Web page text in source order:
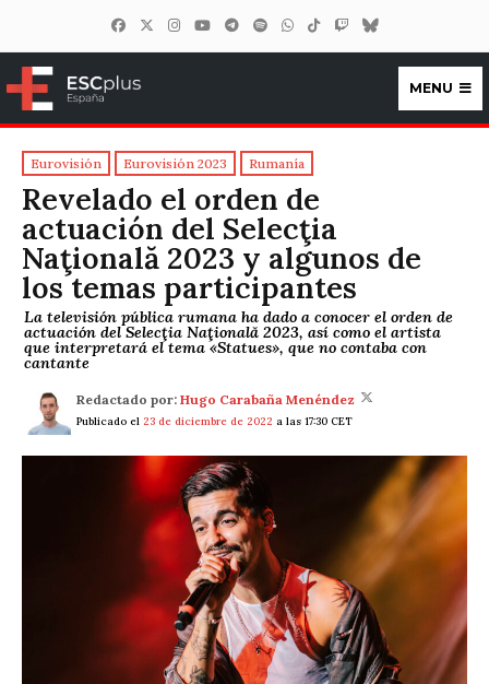
ESCplus España
MENU
Eurovisión Eurovisión 2023 Rumanía
Revelado el orden de
actuación del Selecţia
Naţională 2023 y algunos de
los temas participantes
La televisión pública rumana ha dado a conocer el orden de
actuación del Selecţia Naţională 2023, así como el artista
que interpretará el tema «Statues», que no contaba con
cantante
Redactado por: Hugo Carabaña Menéndez
Publicado el 23 de diciembre de 2022 a las 17:30 CET